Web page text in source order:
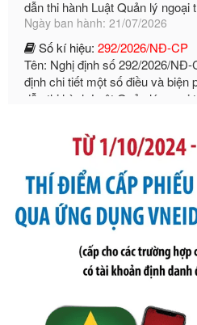
Số kí hiệu:292/2026/NĐ-CP
Tên: Nghị định số 292/2026/NĐ-
định chi tiết một số điều và biện
dẫn thi hành Luật Quản lý ngoại
Ngày ban hành: 21/07/2026
Số kí hiệu:
105/2026/TT-BTC
bỏ Thông tư số 87/2019/TT-
2019 của Bộ trưởng Bộ Tài
phạt vi phạm hành chính trong
Ngày ban hành: 21/07/2026
Số kí hiệu:291/2026/NĐ-CP
Tên: Nghị định số 291/2026/
đổi, bổ sung một số điều của
ngày 19 tháng 10 năm 2020
phạt vi phạm hành chính về
sung bởi Nghị định số 102/
Ngày ban hành: 20/07/2026